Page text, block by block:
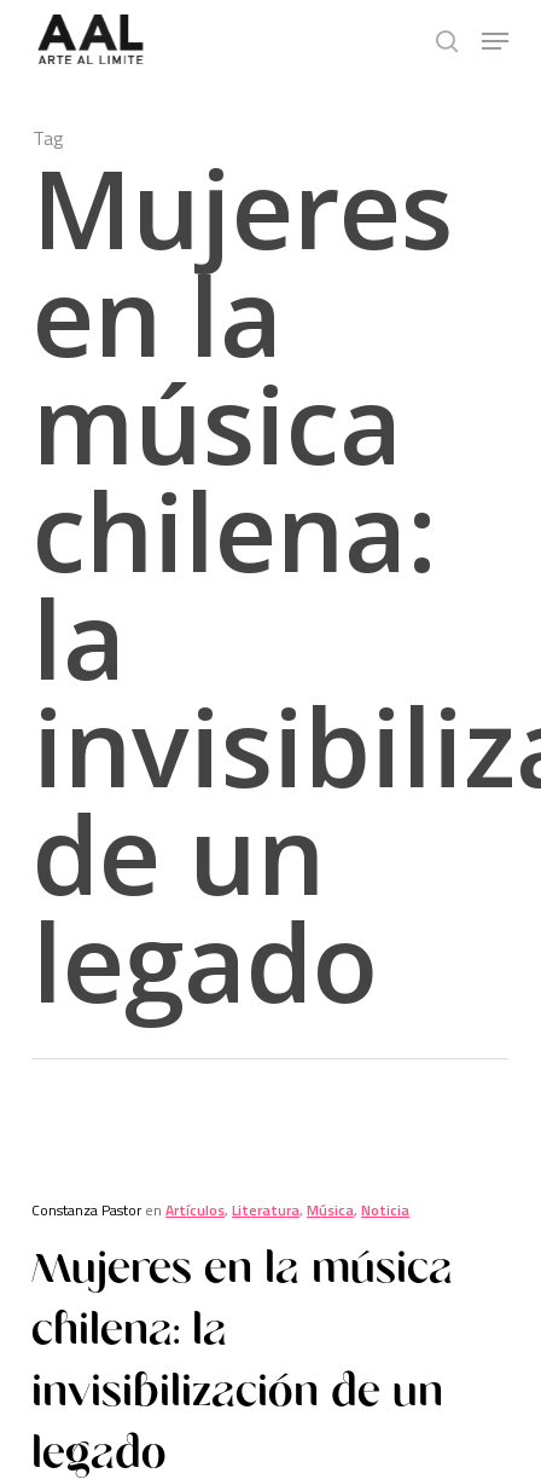
search
Menu
Tag
Mujeres
en la
música
chilena:
la
de un
legado
Constanza Pastor en Artículos, Literatura, Música, Noticia
Mujeres en la música
chilena: la
invisibilización de un
legado